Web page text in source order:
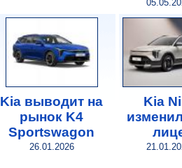
Kia выводит на
рынок K4
Sportswagon
26.01.2026
Kia